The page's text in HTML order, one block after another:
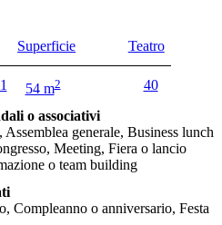
Superficie Teatro
54 m2 40
o associativi
generale, Business lunch
Meeting, Fiera o lancio
o team building
Compleanno o anniversario, Festa